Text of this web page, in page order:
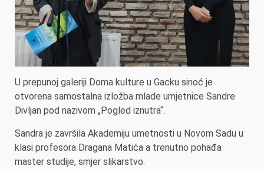
U prepunoj galeriji Doma kulture u Gacku sinoć je
otvorena samostalna izložba mlade umjetnice Sandre
Divljan pod nazivom „Pogled iznutra“.
Sandra je završila Akademiju umetnosti u Novom Sadu u
klasi profesora Dragana Matića a trenutno pohađa
master studije, smjer slikarstvo.